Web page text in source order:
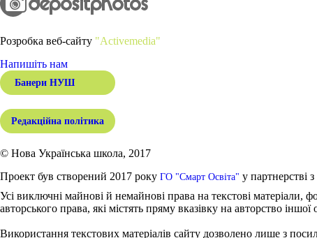
Розробка веб-сайту "Activemedia"
Напишіть нам
Банери НУШ
Редакційна політика
© Нова Українська школа, 2017
Проект був створений 2017 року ГО "Смарт Освіта" у партнерстві
Усі виключні майнові й немайнові права на текстові матеріали,
авторського права, які містять пряму вказівку на авторство іншої
Використання текстових матеріалів сайту дозволено лише з